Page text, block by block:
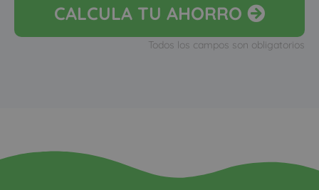
CALCULA TU AHORRO
Todos los campos son obligatorios